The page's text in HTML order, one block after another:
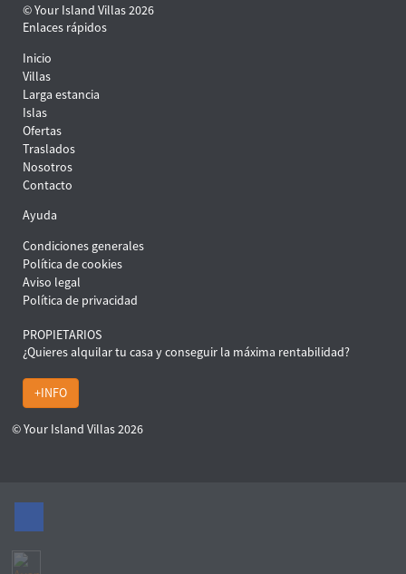
© Your Island Villas 2026
Enlaces rápidos
Inicio
Villas
Larga estancia
Islas
Ofertas
Traslados
Nosotros
Contacto
Ayuda
Condiciones generales
Política de cookies
Aviso legal
Política de privacidad
PROPIETARIOS
¿Quieres alquilar tu casa y conseguir la máxima rentabilidad?
+INFO
© Your Island Villas 2026